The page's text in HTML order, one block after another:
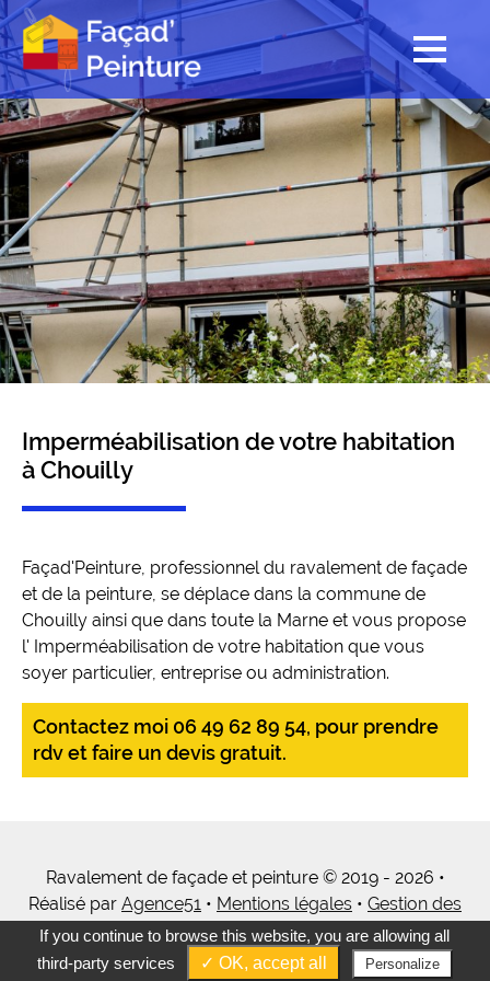
Imperméabilisation de votre habitation
à Chouilly
Façad'Peinture, professionnel du ravalement de façade
et de la peinture, se déplace dans la commune de
Chouilly ainsi que dans toute la Marne et vous propose
l' Imperméabilisation de votre habitation que vous
soyer particulier, entreprise ou administration.
Contactez moi 06 49 62 89 54, pour prendre
rdv et faire un devis gratuit.
Ravalement de façade et peinture © 2019 - 2026 •
Réalisé par Agence51 • Mentions légales • Gestion des
cookies•Tous mes services
If you continue to browse this website, you are allowing all
third-party services
✓ OK, accept all Personalize